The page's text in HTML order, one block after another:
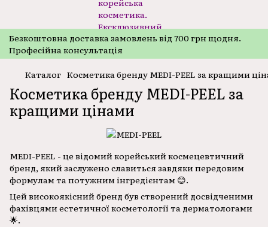
Безкоштовнa доставка замовлень від 700 грн щодня.
Професійна консультація
Каталог Косметика бренду MEDI-PEEL за кращими
Косметика бренду MEDI-PEEL за
кращими цінами
MEDI-PEEL - це відомий корейський космецевтичний
бренд, який заслужено славиться завдяки передовим
формулам та потужним інгредієнтам 😊.
Цей високоякісний бренд був створений досвідченими
фахівцями естетичної косметології та дерматологами
🌟.